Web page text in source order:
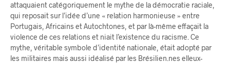
attaquaient catégoriquement le mythe de la démocratie raciale,
qui reposait sur l’idée d’une « relation harmonieuse » entre
Portugais, Africains et Autochtones, et par là-même effaçait la
violence de ces relations et niait l’existence du racisme. Ce
mythe, véritable symbole d’identité nationale, était adopté par
les militaires mais aussi idéalisé par les Brésilien.nes elleux-